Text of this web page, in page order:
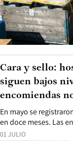
01 JULIO
En mayo se
en doce meses. Las
Cara y sello:
siguen bajos
encomiendas